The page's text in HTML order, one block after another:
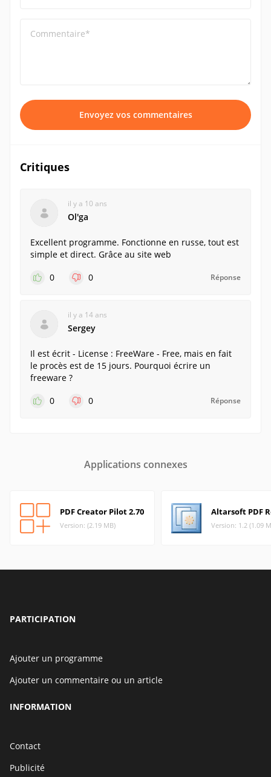
Commentaire*
Envoyez vos commentaires
Critiques
il y a 10 ans
Olʹga
Excellent programme. Fonctionne en russe, tout est
simple et direct. Grâce au site web
0
0 Réponse
il y a 14 ans
Sergey
Il est écrit - License : FreeWare - Free, mais en fait
le procès est de 15 jours. Pourquoi écrire un
freeware ?
0
0 Réponse
Applications connexes
PDF Creator Pilot 2.70
Version: (2.19 MB)
Altarsoft PDF
Version: 1.2 (1.09
PARTICIPATION
Ajouter un programme
Ajouter un commentaire ou un article
INFORMATION
Contact
Publicité